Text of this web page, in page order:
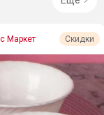
Маркет Скидки